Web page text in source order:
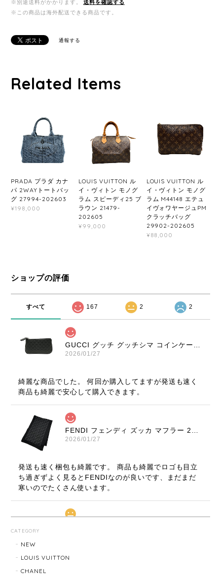
※別途送料がかかります。
送料を確認する
※この商品は海外配送できる商品です。
通報する
Related Items
PRADA プラダ カナ
パ 2WAYトートバッ
グ 27994-202603
¥198,000
LOUIS VUITTON ル
イ・ヴィトン モノグ
ラム スピーディ25 ブ
ラウン 21479-
202605
¥99,000
LOUIS VUITTON ル
イ・ヴィトン モノグ
ラム M44148 エテュ
イヴォワヤージュPM
クラッチバッグ
29902-202605
¥88,000
ショップの評価
すべて 167 2 2
GUCCI グッチ グッチシマ コインケース ブラック 9347-202212
2026/01/27
綺麗な商品でした。 何回か購入してますが発送も速く
商品も綺麗で安心して購入できます。
FENDI フェンディ ズッカ マフラー 22816-202512
2026/01/27
発送も速く梱包も綺麗です。 商品も綺麗でロゴも目立
ち過ぎずよく見るとFENDIなのが良いです、まだまだ
寒いのでたくさん使います。
CATEGORY
NEW
LOUIS VUITTON
CHANEL